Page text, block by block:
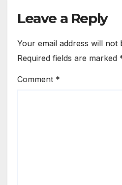
Leave a Reply
Your email address will not
Required fields are marked
Comment *